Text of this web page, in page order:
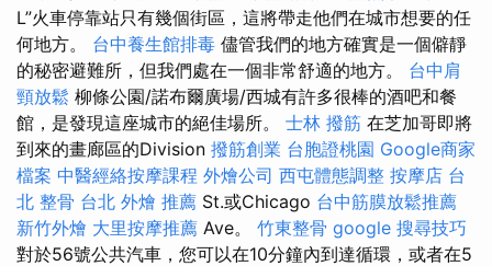
L”火車停靠站只有幾個街區，這將帶走他們在城市想要的任
何地方。 台中養生館排毒 儘管我們的地方確實是一個僻靜
的秘密避難所，但我們處在一個非常舒適的地方。 台中肩
頸放鬆 柳條公園/諾布爾廣場/西城有許多很棒的酒吧和餐
館，是發現這座城市的絕佳場所。 士林 撥筋 在芝加哥即將
到來的畫廊區的Division 撥筋創業 台胞證桃園 Google商家
檔案 中醫經絡按摩課程 外燴公司 西屯體態調整 按摩店 台
北 整骨 台北 外燴 推薦 St.或Chicago 台中筋膜放鬆推薦
新竹外燴 大里按摩推薦 Ave。 竹東整骨 google 搜尋技巧
對於56號公共汽車，您可以在10分鐘內到達循環，或者在5